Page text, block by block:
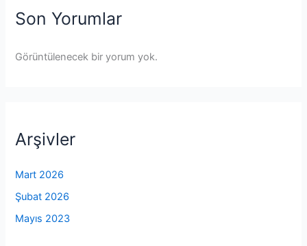
Son Yorumlar
Görüntülenecek bir yorum yok.
Arşivler
Mart 2026
Şubat 2026
Mayıs 2023